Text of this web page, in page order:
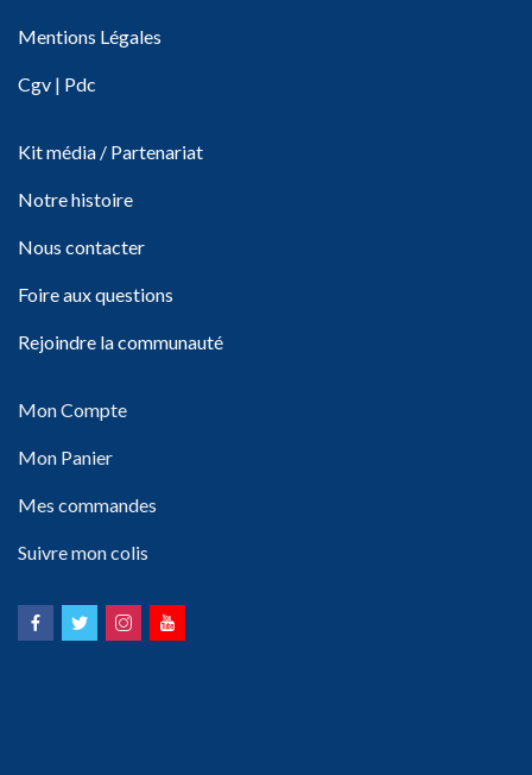
Mentions Légales
Cgv | Pdc
Kit média / Partenariat
Notre histoire
Nous contacter
Foire aux questions
Rejoindre la communauté
Mon Compte
Mon Panier
Mes commandes
Suivre mon colis